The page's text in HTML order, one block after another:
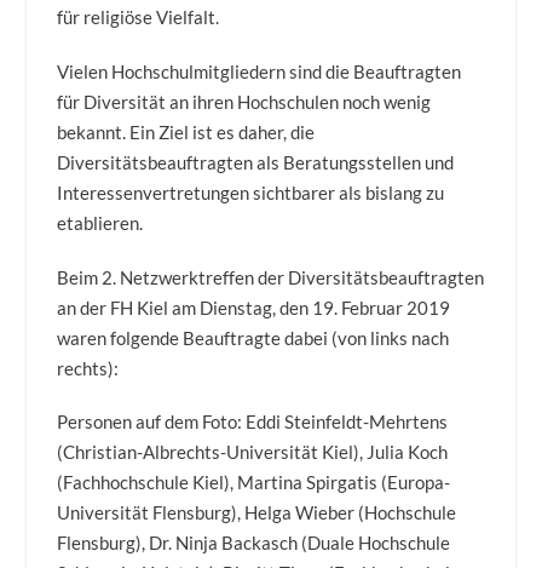
für religiöse Vielfalt.
Vielen Hochschulmitgliedern sind die Beauftragten
für Diversität an ihren Hochschulen noch wenig
bekannt. Ein Ziel ist es daher, die
Diversitätsbeauftragten als Beratungsstellen und
Interessenvertretungen sichtbarer als bislang zu
etablieren.
Beim 2. Netzwerktreffen der Diversitätsbeauftragten
an der FH Kiel am Dienstag, den 19. Februar 2019
waren folgende Beauftragte dabei (von links nach
rechts):
Personen auf dem Foto: Eddi Steinfeldt-Mehrtens
(Christian-Albrechts-Universität Kiel), Julia Koch
(Fachhochschule Kiel), Martina Spirgatis (Europa-
Universität Flensburg), Helga Wieber (Hochschule
Flensburg), Dr. Ninja Backasch (Duale Hochschule